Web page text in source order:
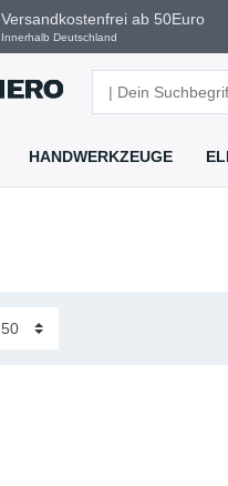
Versandkostenfrei ab 50Euro
Innerhalb Deutschland
HANDWERKZEUGE